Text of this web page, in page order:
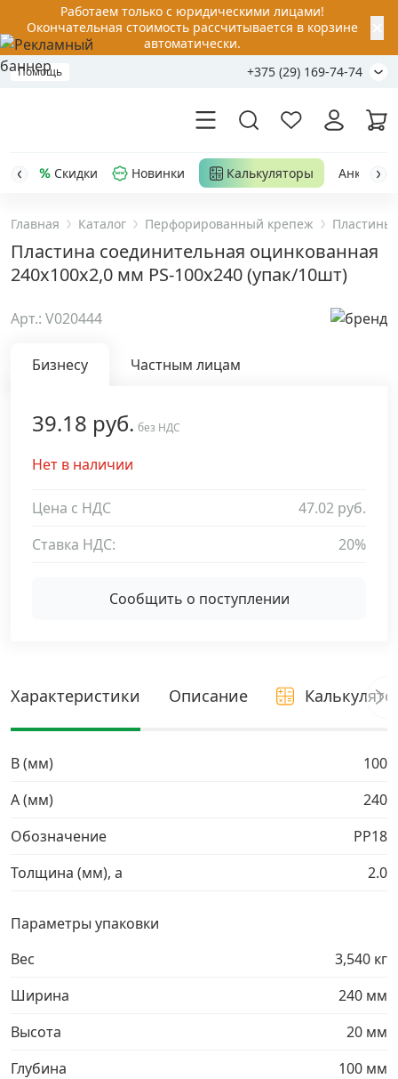
Работаем только с юридическими лицами!
Окончательная стоимость рассчитывается в корзине
автоматически.
Помощь +375 (29) 169-74-74
Акции
Распродажа
Уценка
Анкерная техника
Дюбельная техника
Хомуты и шуруп-шпильки
Грузовой крепеж
Комплекты и наборы крепежа
Кронштейны и крюки хозяйственные
›
Электро и бензоинструмент, оборудование
Скидки Новинки Калькуляторы Анкер-
Главная Каталог Перфорированный крепеж
Пластина соединительная оцинкованная
240x100x2,0 мм PS-100х240 (упак/10шт)
Арт.: V020444
Бизнесу Частным лицам
39.18 руб. без НДС
Нет в наличии
Цена с НДС
47.02 руб.
Ставка НДС:
20%
Сообщить о поступлении
Характеристики Описание
B (мм)
100
A (мм)
240
Обозначение
PP18
Толщина (мм), a
2.0
Параметры упаковки
Вес
3,540 кг
Ширина
240 мм
Высота
20 мм
Глубина
100 мм